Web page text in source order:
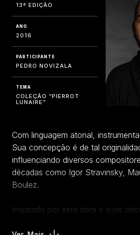
13ª EDIÇÃO
ANO
2016
PARTICIPANTE
PEDRO NOVIZALA
TEMA
COLEÇÃO “PIERROT
LUNAIRE”
Com linguagem atonal,
Sua concepção é de tal
influenciando diversos
décadas como Igor Stravinsky,
Boulez.
Inspirado por esta obra e suas